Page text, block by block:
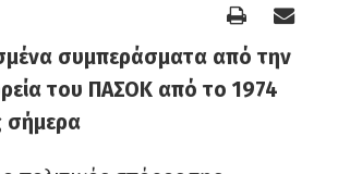
συμπεράσματα από την
του ΠΑΣΟΚ από το 1974
σήμερα